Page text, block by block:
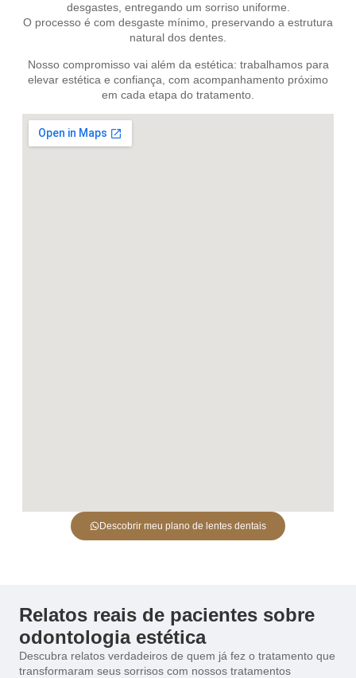
desgastes, entregando um sorriso uniforme.
O processo é com desgaste mínimo, preservando a estrutura
natural dos dentes.
Nosso compromisso vai além da estética: trabalhamos para
elevar estética e confiança, com acompanhamento próximo
em cada etapa do tratamento.
Descobrir meu plano de lentes dentais
Relatos reais de pacientes sobre
odontologia estética
Descubra relatos verdadeiros de quem já fez o tratamento que
transformaram seus sorrisos com nossos tratamentos